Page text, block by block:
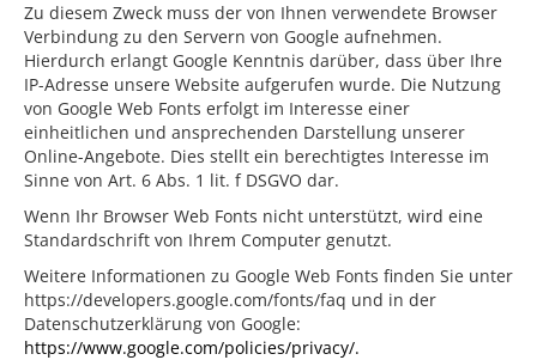
Zu diesem Zweck muss der von Ihnen verwendete Browser
Verbindung zu den Servern von Google aufnehmen.
Hierdurch erlangt Google Kenntnis darüber, dass über Ihre
IP-Adresse unsere Website aufgerufen wurde. Die Nutzung
von Google Web Fonts erfolgt im Interesse einer
einheitlichen und ansprechenden Darstellung unserer
Online-Angebote. Dies stellt ein berechtigtes Interesse im
Sinne von Art. 6 Abs. 1 lit. f DSGVO dar.
Wenn Ihr Browser Web Fonts nicht unterstützt, wird eine
Standardschrift von Ihrem Computer genutzt.
Weitere Informationen zu Google Web Fonts finden Sie unter
https://developers.google.com/fonts/faq und in der
Datenschutzerklärung von Google:
https://www.google.com/policies/privacy/.